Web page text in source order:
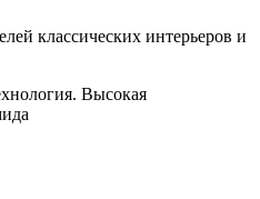
классических интерьеров и
Высокая